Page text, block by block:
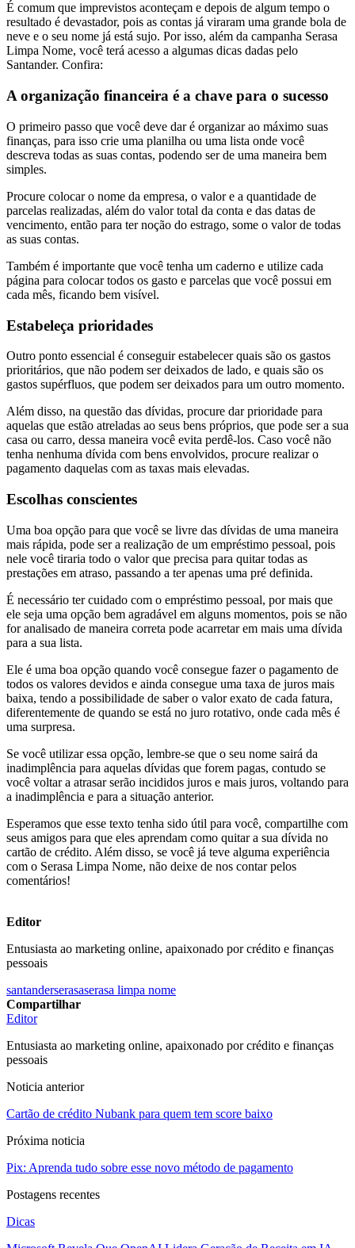
É comum que imprevistos aconteçam e depois de algum tempo o
resultado é devastador, pois as contas já viraram uma grande bola de
neve e o seu nome já está sujo. Por isso, além da campanha Serasa
Limpa Nome, você terá acesso a algumas dicas dadas pelo
Santander. Confira:
A organização financeira é a chave para o sucesso
O primeiro passo que você deve dar é organizar ao máximo suas
finanças, para isso crie uma planilha ou uma lista onde você
descreva todas as suas contas, podendo ser de uma maneira bem
simples.
Procure colocar o nome da empresa, o valor e a quantidade de
parcelas realizadas, além do valor total da conta e das datas de
vencimento, então para ter noção do estrago, some o valor de todas
as suas contas.
Também é importante que você tenha um caderno e utilize cada
página para colocar todos os gasto e parcelas que você possui em
cada mês, ficando bem visível.
Estabeleça prioridades
Outro ponto essencial é conseguir estabelecer quais são os gastos
prioritários, que não podem ser deixados de lado, e quais são os
gastos supérfluos, que podem ser deixados para um outro momento.
Além disso, na questão das dívidas, procure dar prioridade para
aquelas que estão atreladas ao seus bens próprios, que pode ser a sua
casa ou carro, dessa maneira você evita perdê-los. Caso você não
tenha nenhuma dívida com bens envolvidos, procure realizar o
pagamento daquelas com as taxas mais elevadas.
Escolhas conscientes
Uma boa opção para que você se livre das dívidas de uma maneira
mais rápida, pode ser a realização de um empréstimo pessoal, pois
nele você tiraria todo o valor que precisa para quitar todas as
prestações em atraso, passando a ter apenas uma pré definida.
É necessário ter cuidado com o empréstimo pessoal, por mais que
ele seja uma opção bem agradável em alguns momentos, pois se não
for analisado de maneira correta pode acarretar em mais uma dívida
para a sua lista.
Ele é uma boa opção quando você consegue fazer o pagamento de
todos os valores devidos e ainda consegue uma taxa de juros mais
baixa, tendo a possibilidade de saber o valor exato de cada fatura,
diferentemente de quando se está no juro rotativo, onde cada mês é
uma surpresa.
Se você utilizar essa opção, lembre-se que o seu nome sairá da
inadimplência para aquelas dívidas que forem pagas, contudo se
você voltar a atrasar serão incididos juros e mais juros, voltando para
a inadimplência e para a situação anterior.
Esperamos que esse texto tenha sido útil para você, compartilhe com
seus amigos para que eles aprendam como quitar a sua dívida no
cartão de crédito. Além disso, se você já teve alguma experiência
com o Serasa Limpa Nome, não deixe de nos contar pelos
comentários!
Editor
Entusiasta ao marketing online, apaixonado por crédito e finanças
pessoais
santanderserasaserasa limpa nome
Compartilhar
Editor
Entusiasta ao marketing online, apaixonado por crédito e finanças
pessoais
Noticia anterior
Cartão de crédito Nubank para quem tem score baixo
Próxima noticia
Pix: Aprenda tudo sobre esse novo método de pagamento
Postagens recentes
Dicas